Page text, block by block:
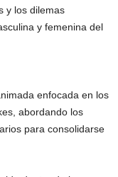
y los dilemas
y femenina del
enfocada en los
abordando los
para consolidarse